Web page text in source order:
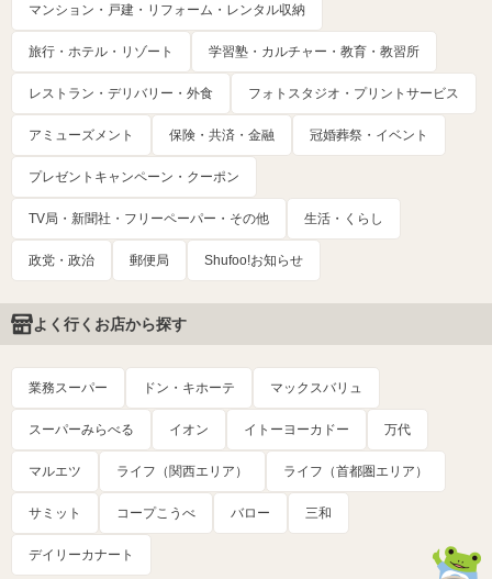
マンション・戸建・リフォーム・レンタル収納
旅行・ホテル・リゾート 学習塾・カルチャー・教育・教習所
レストラン・デリバリー・外食 フォトスタジオ・プリントサービス
アミューズメント 保険・共済・金融 冠婚葬祭・イベント
プレゼントキャンペーン・クーポン
TV局・新聞社・フリーペーパー・その他 生活・くらし
政党・政治 郵便局 Shufoo!お知らせ
よく行くお店から探す
業務スーパー ドン・キホーテ マックスバリュ
スーパーみらべる イオン イトーヨーカドー 万代
マルエツ ライフ（関西エリア） ライフ（首都圏エリア）
サミット コープこうべ バロー 三和
デイリーカナート